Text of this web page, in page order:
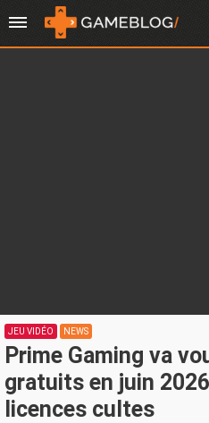
JEU VIDÉO NEWS
Prime Gaming va
gratuits en juin
licences cultes